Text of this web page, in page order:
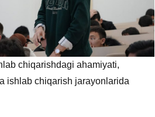
chiqarishdagi ahamiyati,
ishlab chiqarish jarayonlarida